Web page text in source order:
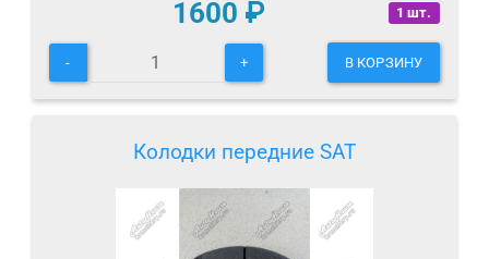
1 шт.
1600 ₽
- + В КОРЗИНУ
Колодки передние SAT